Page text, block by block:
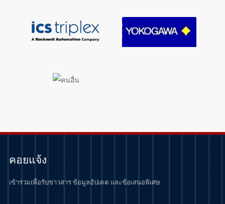
คอยแจ้ง
เข้าร่วมเพื่อรับข่าวสาร ข้อมูลอัปเดต และข้อเสนอพิเศษ